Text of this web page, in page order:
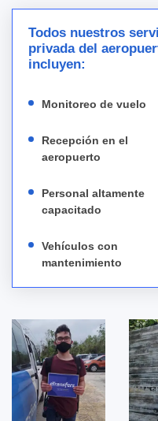
Todos nuestros
privada del
incluyen:
Monitoreo de vuelo
Recepción en el
aeropuerto
Personal altamente
capacitado
Vehículos con
mantenimiento